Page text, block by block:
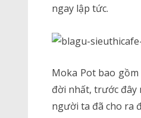
ngay lập tức.
Moka Pot bao
đời nhất, trước đây
người ta đã cho ra